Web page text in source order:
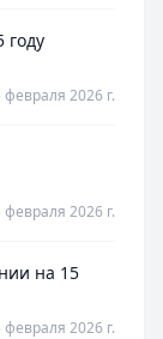
году
февраля 2026 г.
февраля 2026 г.
на 15
февраля 2026 г.